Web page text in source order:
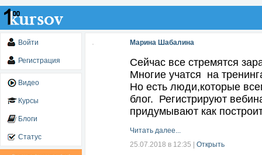
Войти
Регистрация
Видео
Курсы
Блоги
Статус
Марина Шабалина
Сейчас все стремятся
Многие учатся на
Но есть люди,которые
блог. Регистрируют
придумывают как
Читать далее...
25.07.2018 в 12:35
Открыть